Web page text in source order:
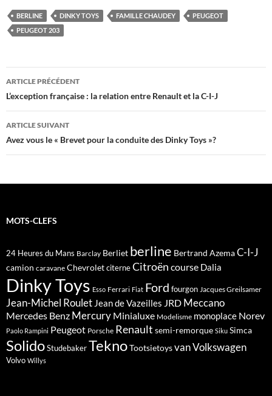
BERLINE DINKY TOYS FAMILLE CHAUDEY
PEUGEOT
PEUGEOT 203
Navigation
des
articles
ARTICLE PRÉCÉDENT
L’exception française : la relation entre Renault et la C-I-J
ARTICLE SUIVANT
Avez vous le « Brevet pour la conduite des Dinky Toys »?
MOTS-CLEFS
24 Heures du Mans Barclay Berliet berline Bertrand AzemaC-I-J
camion caravane ChevroletciterneCitroën course Dalia
Dinky Toys Esso Ferrari Fiat Ford fourgon Jacques Greilsamer
Jean-Michel Roulet Jean de Vazeilles JRD Meccano
Mercedes Benz Mercury Minialuxe Modelisme monoplace Norev
Paolo Rampini Peugeot Porsche Renault semi-remorque Siku Simca
SolidoStudebakerTeknoTootsietoysvanVolkswagen
Volvo Willys